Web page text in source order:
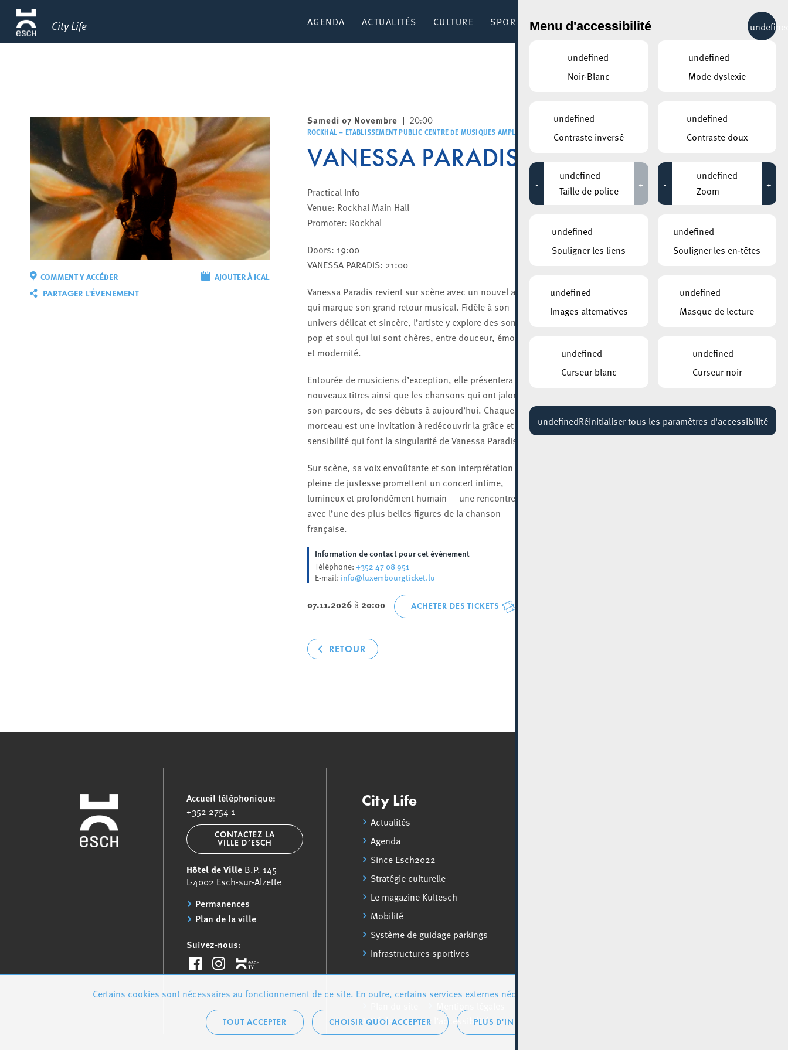
City Life AGENDA ACTUALITÉS CULTURE SPORT & RÉCRÉATION MOBILITÉ
AJOUTER À ICAL
COMMENT Y ACCÉDER
PARTAGER L'ÉVENEMENT
Samedi 07 Novembre 20:00
ROCKHAL – ETABLISSEMENT PUBLIC CENTRE DE MUSIQUES AMPLIFIÉES
VANESSA PARADIS
Practical Info
Venue: Rockhal Main Hall
Promoter: Rockhal
Doors: 19:00
VANESSA PARADIS: 21:00
Vanessa Paradis revient sur scène avec un nouvel album
qui marque son grand retour musical. Fidèle à son
univers délicat et sincère, l’artiste y explore des sonorités
pop et soul qui lui sont chères, entre douceur, émotion
et modernité.
Entourée de musiciens d’exception, elle présentera ses
nouveaux titres ainsi que les chansons qui ont jalonné
son parcours, de ses débuts à aujourd’hui. Chaque
morceau est une invitation à redécouvrir la grâce et la
sensibilité qui font la singularité de Vanessa Paradis.
Sur scène, sa voix envoûtante et son interprétation
pleine de justesse promettent un concert intime,
lumineux et profondément humain — une rencontre rare
avec l’une des plus belles figures de la chanson
française.
Information de contact pour cet événement
Téléphone: +352 47 08 951
E-mail: info@luxembourgticket.lu
07.11.2026à 20:00 ACHETER DES TICKETS
RETOUR
AUTRES ÉVÉNEMENTS
Atelier de chants "Tarantella
e Pizzica"
Concert gourmand
19:00 - 22:00
AUTRES ÉVÉNEMENTS
SIMILAIRES
18:00 - 20:00
ABBA GOLD – The Concert
16 janvier 2027
ROCKHAL – ETABLISSEMENT PUBLIC
DAVID DUCHOVNY
19 octobre 2026
Accueil téléphonique:
+352 2754 1
CONTACTEZ LA
VILLE D’ESCH
Hôtel de Ville B.P. 145
L-4002 Esch-sur-Alzette
Permanences
Plan de la ville
Suivez-nous:
City Life
Actualités
Agenda
Since Esch2022
Stratégie culturelle
Le magazine Kultesch
Mobilité
Système de guidage parkings
Infrastructures sportives
Déclaration sur l’accessibilité
21°C
Menu d'accessibilité
undefined
Noir-Blanc
undefined
Mode dyslexie
undefined
Contraste inversé
undefined
Contraste doux
-
undefined
Taille de police
+ -
undefined
Zoom
+
undefined
Souligner les liens
undefined
Souligner les en-têtes
undefined
Images alternatives
undefined
Masque de lecture
undefined
Curseur blanc
undefined
Curseur noir
undefinedRéinitialiser tous les paramètres d'accessibilité
Certains cookies sont nécessaires au fonctionnement de ce site. En outre, certains services externes nécessitent votre autorisation pour fonctionner.
TOUT ACCEPTER CHOISIR QUOI ACCEPTER PLUS D'INFORMATION